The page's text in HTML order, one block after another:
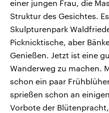
einer jungen Frau, die
Struktur des Gesichtes.
Skulpturenpark
Picknicktische, aber
Genießen. Jetzt ist eine
Wanderweg zu machen.
schon ein paar
sprießen schon an
Vorbote der